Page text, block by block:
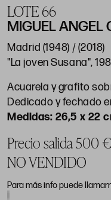
LOTE 66
MIGUEL ANGEL
Madrid (1948) / (2018)
"La joven Susana",
Acuarela y grafito
Dedicado y fechado
26,5 x 22
Precio salida 500 €
NO VENDIDO
Para más info puede